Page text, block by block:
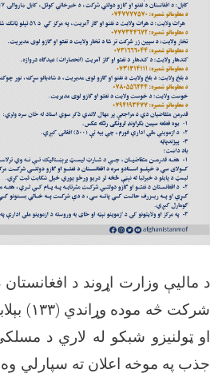
د مالیې وزارت اړوند د افغانستان
شرکت څه
او ټولنیزو شبکو له لاري د
جذب په موخه اعلان ته سپارلي